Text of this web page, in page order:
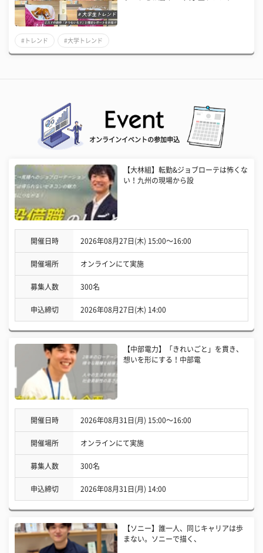
#トレンド #大学トレンド
オンラインイベントの参加申込
【大林組】転勤&ジョブローテは怖くな
い！九州の現場から設
開催日時 2026年08月27日(木) 15:00〜16:00
開催場所 オンラインにて実施
募集人数 300名
申込締切 2026年08月27日(木) 14:00
【中部電力】「きれいごと」を貫き、
想いを形にする！中部電
開催日時 2026年08月31日(月) 15:00〜16:00
開催場所 オンラインにて実施
募集人数 300名
申込締切 2026年08月31日(月) 14:00
【ソニー】誰一人、同じキャリアは歩
まない。ソニーで描く、